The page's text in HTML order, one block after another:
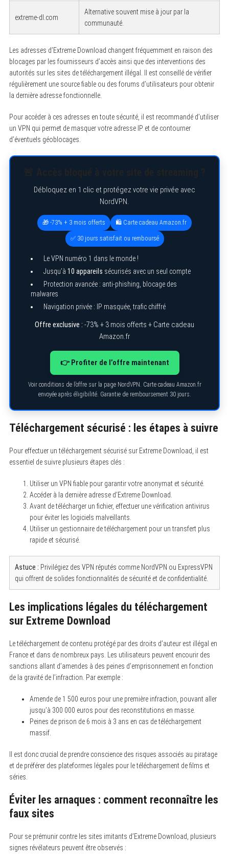
extreme-dl.com
Alternative souvent mise à jour par la
communauté.
Les adresses d’Extreme Download changent fréquemment en raison des
blocages par les fournisseurs d’accès ainsi que des interventions des
autorités sur les sites de téléchargement illégal. Il est conseillé de vérifier
régulièrement une source fiable ou des forums d’utilisateurs pour obtenir
la dernière adresse fonctionnelle.
Pour accéder à ces adresses en toute sécurité, il est recommandé d’utiliser
un VPN qui permet de masquer votre adresse IP et de contourner
d’éventuels géoblocages.
Débloquez en 1 clic et protégez votre vie privée avec
NordVPN.
🎁 -73% + 3 mois offerts 🛍️ Carte cadeau Amazon.fr
✅ 30 jours satisfait ou remboursé
Le VPN numéro 1 dans le monde !
Jusqu’à 10 appareils sécurisés avec un seul compte
Protection avancée : anti-phishing, blocage des
malwares
Navigation privée : IP masquée, trafic chiffré
Offre exclusive : -73% + 3 mois offerts + Carte cadeau
Amazon.fr
👉 Profiter de l’offre maintenant
Voir conditions de l’offre sur la page NordVPN. Carte cadeau Amazon.fr
envoyée après éligibilité. Garantie de remboursement 30 jours.
Téléchargement sécurisé : les étapes à suivre
Pour effectuer un téléchargement sécurisé sur Extreme Download, il est
essentiel de suivre plusieurs étapes clés :
Utiliser un VPN fiable pour garantir votre anonymat et sécurité.
Accéder à la dernière adresse d’Extreme Download.
Avant de télécharger un fichier, effectuer une vérification antivirus
pour éviter les logiciels malveillants.
Utiliser un gestionnaire de téléchargement pour un transfert plus
rapide et sécurisé.
Astuce : Privilégiez des VPN réputés comme NordVPN ou ExpressVPN
qui offrent de solides fonctionnalités de sécurité et de confidentialité.
Les implications légales du téléchargement
sur Extreme Download
Le téléchargement de contenu protégé par des droits d’auteur est illégal en
France et dans de nombreux pays. Les utilisateurs peuvent encourir des
sanctions allant d’amendes à des peines d’emprisonnement en fonction
de la gravité de l’infraction. Par exemple :
Amende de 1 500 euros pour une première infraction, pouvant aller
jusqu’à 300 000 euros pour des reconstitutions en masse.
Peines de prison de 6 mois à 3 ans en cas de téléchargement
massif.
Il est donc crucial de prendre conscience des risques associés au piratage
et de préférer des plateformes légales pour le téléchargement de films et
séries.
Éviter les arnaques : comment reconnaître les
faux sites
Pour se prémunir contre les sites imitants d’Extreme Download, plusieurs
signes révélateurs peuvent être observés :
a
r
h
o